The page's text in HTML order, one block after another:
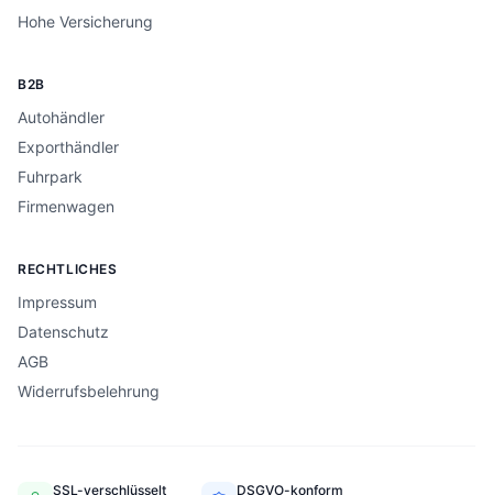
Hohe Versicherung
B2B
Autohändler
Exporthändler
Fuhrpark
Firmenwagen
RECHTLICHES
Impressum
Datenschutz
AGB
Widerrufsbelehrung
SSL-verschlüsselt DSGVO-konform